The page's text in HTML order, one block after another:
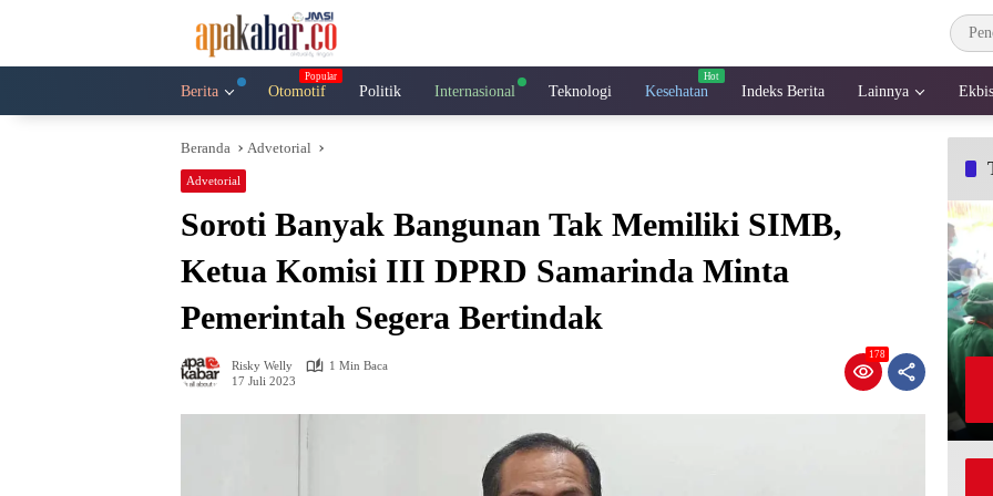
Berita Otomotif Politik Internasional Teknologi Kesehatan Indeks Berita Lainnya Ekbis
Beranda Advetorial
Advetorial
Soroti Banyak Bangunan Tak Memiliki SIMB,
Ketua Komisi III DPRD Samarinda Minta
Pemerintah Segera Bertindak
Risky Welly
1 Min Baca
17 Juli 2023
178